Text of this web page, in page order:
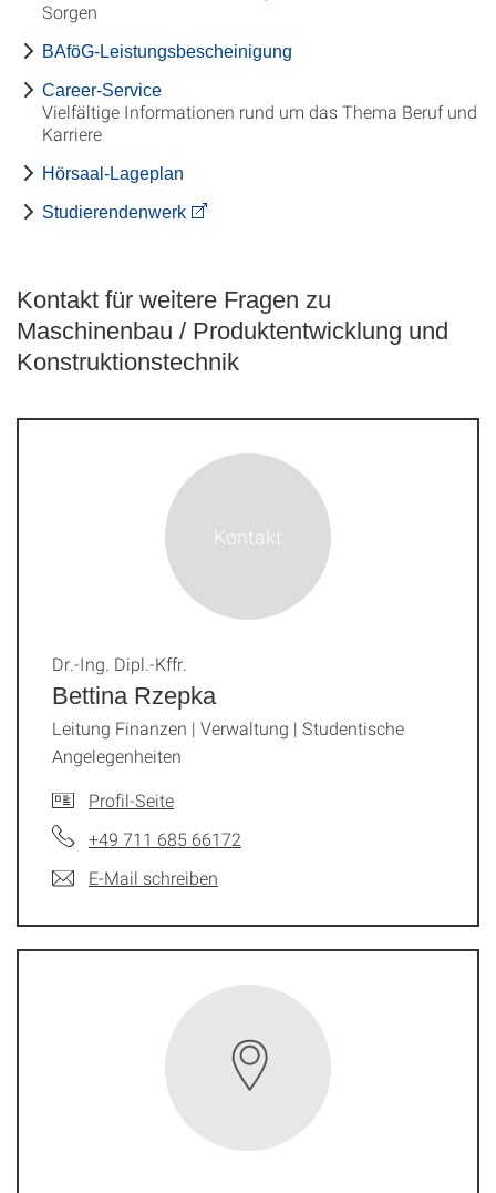
Sorgen
BAföG-Leistungsbescheinigung
Career-Service
Vielfältige Informationen rund um das Thema Beruf und
Karriere
Hörsaal-Lageplan
Studierendenwerk
Kontakt für weitere Fragen zu
Maschinenbau / Produkt­ent­wick­lung und
Kon­struk­tions­technik
Bettina Rzepka
Dr.-Ing. Dipl.-Kffr.
Leitung Finanzen | Verwaltung | Studentische
Angelegenheiten
Profil-Seite
+49 711 685 66172
E-Mail schreiben